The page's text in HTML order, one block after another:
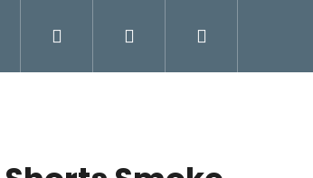
Moje objednávka
Přihlášení